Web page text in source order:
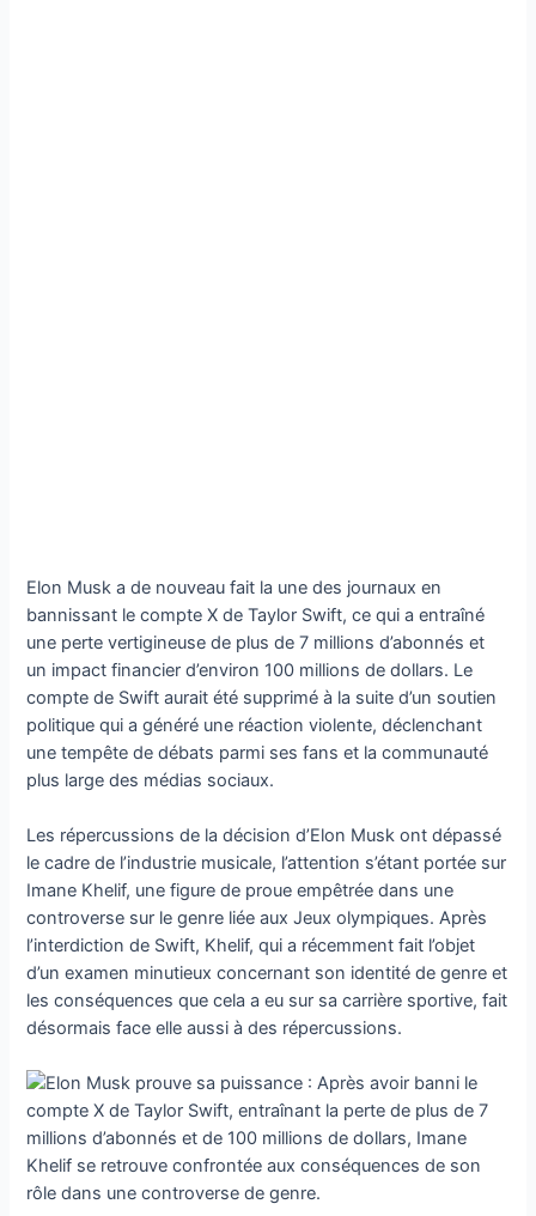
Elon Musk a de nouveau fait la une des journaux en
bannissant le compte X de Taylor Swift, ce qui a entraîné
une perte vertigineuse de plus de 7 millions d’abonnés et
un impact financier d’environ 100 millions de dollars. Le
compte de Swift aurait été supprimé à la suite d’un soutien
politique qui a généré une réaction violente, déclenchant
une tempête de débats parmi ses fans et la communauté
plus large des médias sociaux.
Les répercussions de la décision d’Elon Musk ont ​​dépassé
le cadre de l’industrie musicale, l’attention s’étant portée sur
Imane Khelif, une figure de proue empêtrée dans une
controverse sur le genre liée aux Jeux olympiques. Après
l’interdiction de Swift, Khelif, qui a récemment fait l’objet
d’un examen minutieux concernant son identité de genre et
les conséquences que cela a eu sur sa carrière sportive, fait
désormais face elle aussi à des répercussions.